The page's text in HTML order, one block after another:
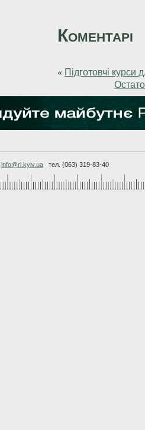
Коментарі
« Підготовчі курси
info@rl.kyiv.ua тел. (063) 319-83-40